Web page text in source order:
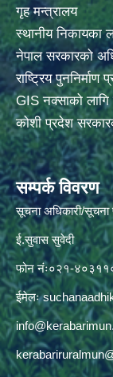
गृह मन्त्रालय
स्थानीय निकायका
नेपाल सरकारको
राष्ट्रिय पुननिर्माण
GIS नक्साको लागि
कोशी प्रदेश
सम्पर्क विवरण
सूचना अधिकारी/सूचना
ई.सुवास सुवेदी
फोन नंः०२१-
ईमेलः